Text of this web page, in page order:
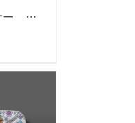
二つ折りファスナー オリエント柄